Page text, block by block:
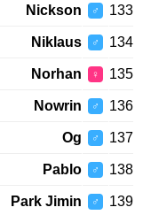
133
♂
Nickson
134
♂
Niklaus
135
♀
Norhan
136
♂
Nowrin
137
♂
Og
138
♂
Pablo
139
♂
Park Jimin